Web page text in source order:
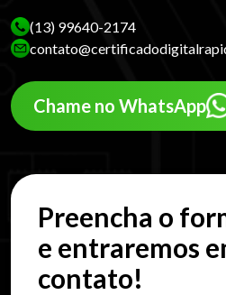
(13) 99640-2174
Chame no WhatsApp
Preencha o
e entraremos
contato!